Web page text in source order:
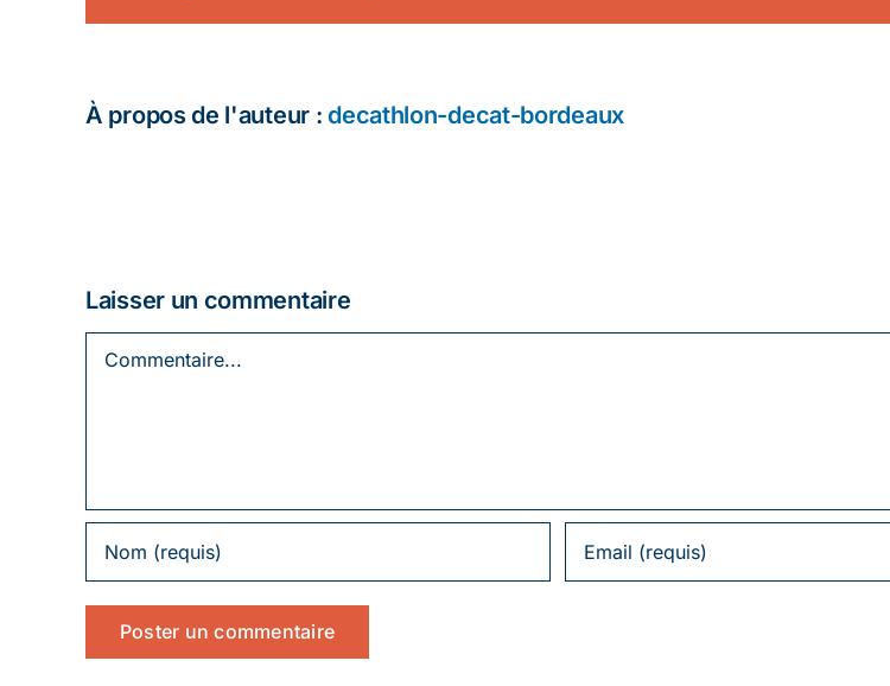
À propos de l'auteur :decathlon-decat-bordeaux
Laisser un commentaire